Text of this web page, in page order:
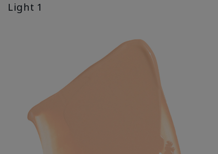
Light 1